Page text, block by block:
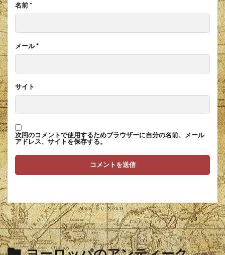
名前*
メール*
サイト
次回のコメントで使用するためブラウザーに自分の名前、メール
アドレス、サイトを保存する。